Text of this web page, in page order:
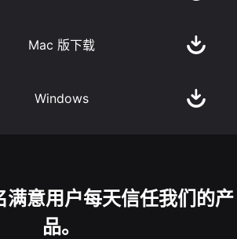
Mac 版下载
Windows
满意用户每天信任我们的产
品。